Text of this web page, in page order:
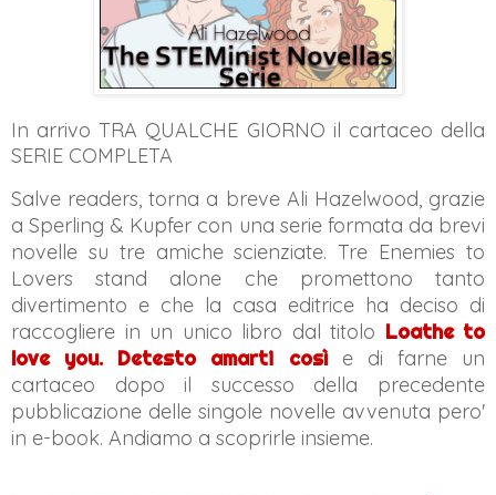
In arrivo TRA QUALCHE GIORNO il cartaceo della
SERIE COMPLETA
Salve readers, torna a breve Ali Hazelwood, grazie
a Sperling & Kupfer con una serie formata da brevi
novelle su tre amiche scienziate. Tre Enemies to
Lovers stand alone che promettono tanto
divertimento e che la casa editrice ha deciso di
raccogliere in un unico libro dal titolo Loathe to
love you. Detesto amarti così
e di farne un
cartaceo dopo il successo della precedente
pubblicazione delle singole novelle avvenuta pero'
in e-book. Andiamo a scoprirle insieme.